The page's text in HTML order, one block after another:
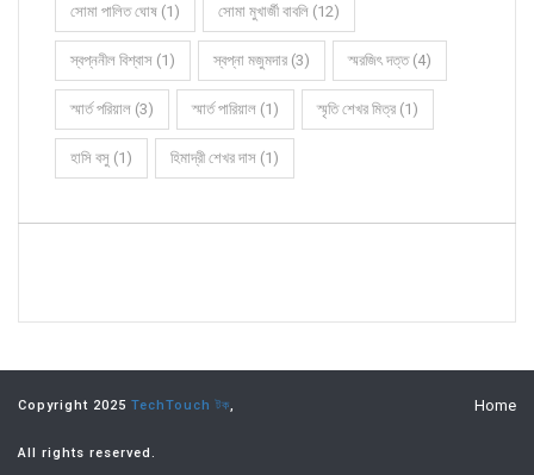
সোমা পালিত ঘোষ (1) সোমা মুখার্জী বাবলি (12)
স্বপ্ননীল বিশ্বাস (1) স্বপ্না মজুমদার (3) স্মরজিৎ দত্ত (4)
স্মার্ত পরিয়াল (3) স্মার্ত পারিয়াল (1) স্মৃতি শেখর মিত্র (1)
হাসি বসু (1) হিমাদ্রী শেখর দাস (1)
Copyright 2025 TechTouch টক,
All rights reserved.
Home